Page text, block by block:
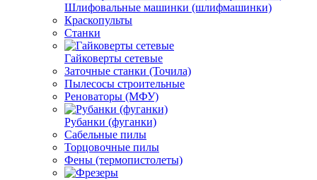
Шлифовальные машинки (шлифмашинки)
Краскопульты
Станки
Гайковерты сетевые
Заточные станки (Точила)
Пылесосы строительные
Реноваторы (МФУ)
Рубанки (фуганки)
Сабельные пилы
Торцовочные пилы
Фены (термопистолеты)